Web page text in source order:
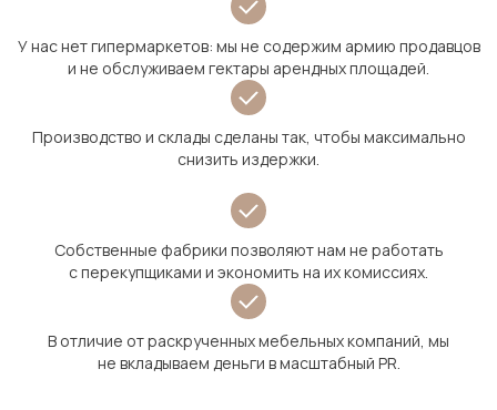
У нас нет гипермаркетов: мы не содержим армию продавцов
и не обслуживаем гектары арендных площадей.
Производство и склады сделаны так, чтобы максимально
снизить издержки.
Собственные фабрики позволяют нам не работать
с перекупщиками и экономить на их комиссиях.
В отличие от раскрученных мебельных компаний, мы
не вкладываем деньги в масштабный PR.